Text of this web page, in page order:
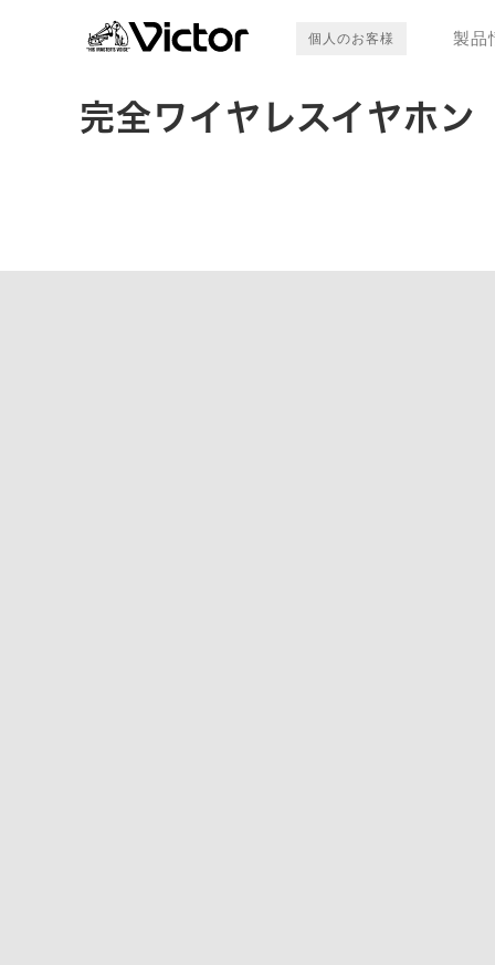
個人のお客様 製品
完全ワイヤレスイヤホ